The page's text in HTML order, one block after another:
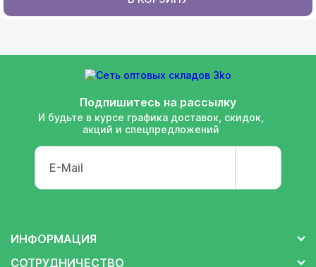
Подпишитесь на рассылку
И будьте в курсе графика доставок, скидок,
акций и спецпредложений
ИНФОРМАЦИЯ
СОТРУДНИЧЕСТВО